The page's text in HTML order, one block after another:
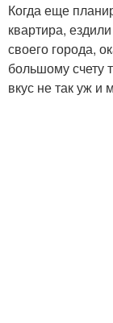
Когда еще
квартира,
своего города,
большому счету
вкус не так уж и